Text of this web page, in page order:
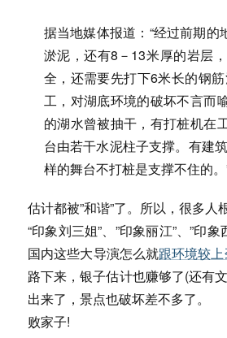
据当地媒体报道：“经过前期
淤泥，还有8－13米厚的岩层
全，还需要先打下6米长的钢
工，对湖底环境的破坏不言而
的湖水曾被抽干，有打桩机在
台由若干水泥柱子支撑。有建
样的舞台不打桩是支撑不住的。
估计都被”和谐”了。所以，很多人
“印象刘三姐”、”印象丽江”、”印
国内这些大导演怎么就跟环境较
路下来，银子估计也赚够了(还有
出来了，景点也破坏差不多了。
败家子!